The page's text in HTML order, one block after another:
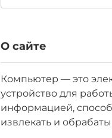
О сайте
Компьютер — это
устройство для
информацией,
извлекать и